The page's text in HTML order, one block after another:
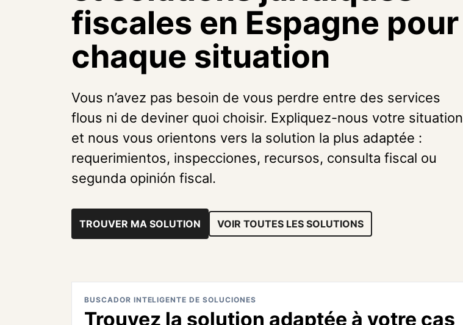
fiscales en Espagne pour
chaque situation
Vous n’avez pas besoin de vous perdre entre des services
flous ni de deviner quoi choisir. Expliquez-nous votre situation
et nous vous orientons vers la solution la plus adaptée :
requerimientos, inspecciones, recursos, consulta fiscal ou
segunda opinión fiscal.
TROUVER MA SOLUTION VOIR TOUTES LES SOLUTIONS
BUSCADOR INTELIGENTE DE SOLUCIONES
Trouvez la solution adaptée à votre cas